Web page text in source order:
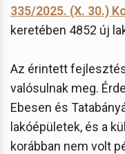
335/2025. (X. 30.)
keretében 4852 új
Az érintett
valósulnak meg.
Ebesen és
lakóépületek, és a
korábban nem volt